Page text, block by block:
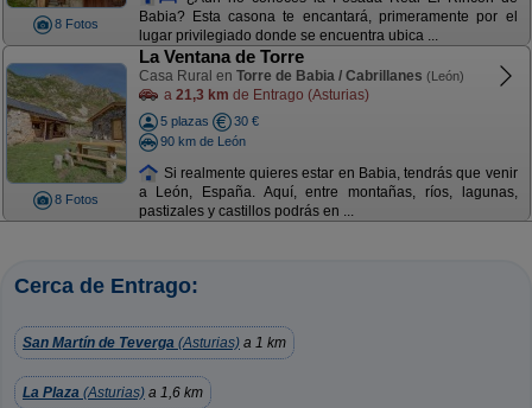
8 Fotos
Babia? Esta casona te encantará, primeramente por el
lugar privilegiado donde se encuentra ubica ...
8 Fotos
La Ventana de Torre
Casa Rural en Torre de Babia / Cabrillanes (León)
a 21,3 km de Entrago (Asturias)
5 plazas
30 €
90 km de León
Si realmente quieres estar en Babia, tendrás que venir
a León, España. Aquí, entre montañas, ríos, lagunas,
pastizales y castillos podrás en ...
Cerca de Entrago:
San Martín de Teverga (Asturias) a 1 km
La Plaza (Asturias) a 1,6 km